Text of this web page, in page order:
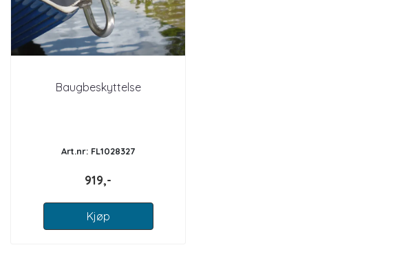
Baugbeskyttelse
Art.nr: FL1028327
919,-
Kjøp